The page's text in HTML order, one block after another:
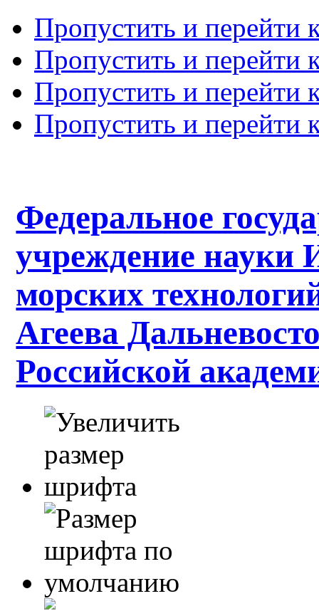
Пропустить и перейти
Пропустить и перейти
Пропустить и перейти
Пропустить и перейти
Федеральное
учреждение науки
морских
Агеева
Российской